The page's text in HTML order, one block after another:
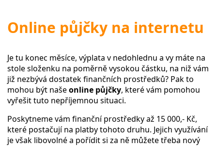
Online půjčky na internetu
Je tu konec měsíce, výplata v nedohlednu a vy máte na
stole složenku na poměrně vysokou částku, na niž vám
již nezbývá dostatek finančních prostředků? Pak to
mohou být našeonline půjčky, které vám pomohou
vyřešit tuto nepříjemnou situaci.
Poskytneme vám finanční prostředky až 15 000,- Kč,
které postačují na platby tohoto druhu. Jejich využívání
je však libovolné a pořídit si za ně můžete třeba nový